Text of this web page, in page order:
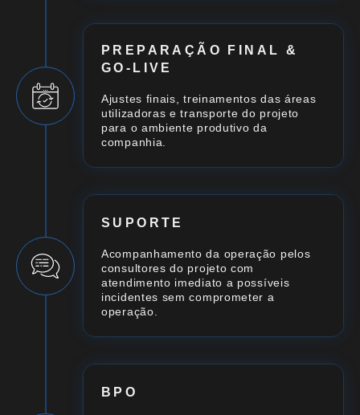
PREPARAÇÃO FINAL &
GO-LIVE
Ajustes finais, treinamentos das áreas
utilizadoras e transporte do projeto
para o ambiente produtivo da
companhia.
SUPORTE
Acompanhamento da operação pelos
consultores do projeto com
atendimento imediato a possíveis
incidentes sem comprometer a
operação.
BPO